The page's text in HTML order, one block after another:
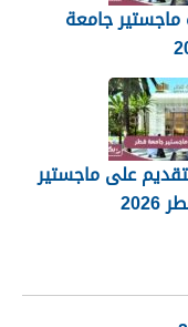
جامعة
على ماجستير